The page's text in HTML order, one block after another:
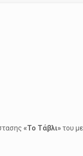
«Το Τάβλι»του